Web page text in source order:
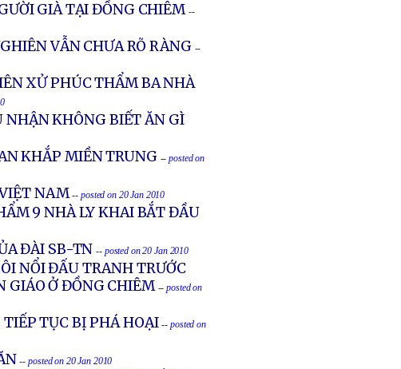
GIÀ TẠI ĐỒNG CHIÊM --
VẪN CHƯA RÕ RÀNG --
XỬ PHÚC THẨM BA NHÀ
NHẬN KHÔNG BIẾT ĂN GÌ
KHẮP MIỀN TRUNG -- posted on
NAM -- posted on 20 Jan 2010
9 NHÀ LY KHAI BẮT ĐẦU
ĐÀI SB-TN -- posted on 20 Jan 2010
NỔI ĐẤU TRANH TRƯỚC
GIÁO Ở ĐỒNG CHIÊM -- posted on
TỤC BỊ PHÁ HOẠI -- posted on
-- posted on 20 Jan 2010